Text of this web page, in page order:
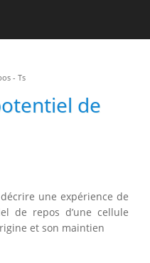
- Ts
de
une expérience de
de repos d’une cellule
et son maintien